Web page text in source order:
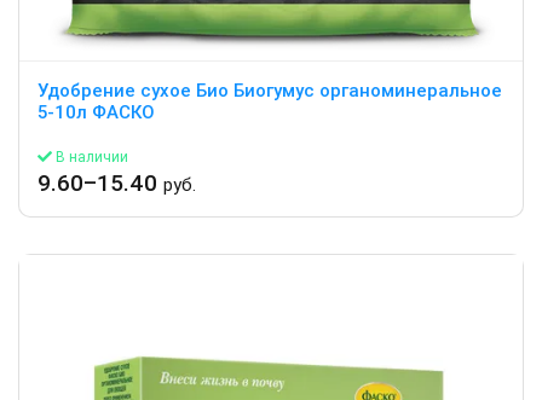
Удобрение сухое Био Биогумус органоминеральное
5-10л ФАСКО
В наличии
9.60–15.40 руб.